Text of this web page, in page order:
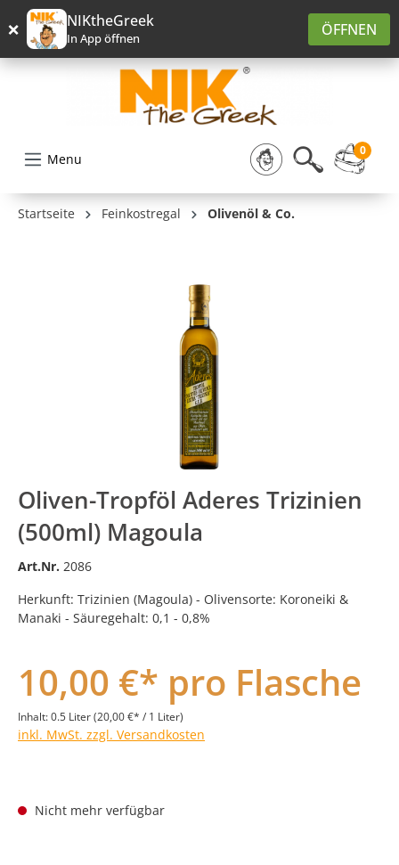
springen
× NIKtheGreek
In App öffnen ÖFFNEN
Menu
0
Startseite Feinkostregal Olivenöl & Co.
Oliven-Tropföl Aderes Trizinien
(500ml) Magoula
Art.Nr. 2086
Herkunft: Trizinien (Magoula) - Olivensorte: Koroneiki &
Manaki - Säuregehalt: 0,1 - 0,8%
10,00 €* pro Flasche
Inhalt:0.5 Liter(20,00 €* / 1 Liter)
inkl. MwSt. zzgl. Versandkosten
Nicht mehr verfügbar